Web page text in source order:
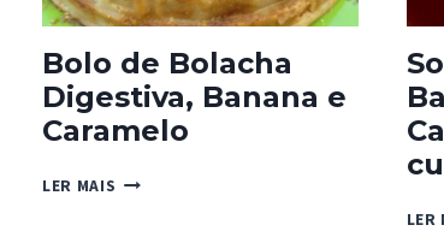
Bolo de Bolacha
Digestiva, Banana e
Caramelo
LER MAIS BOLO
LER